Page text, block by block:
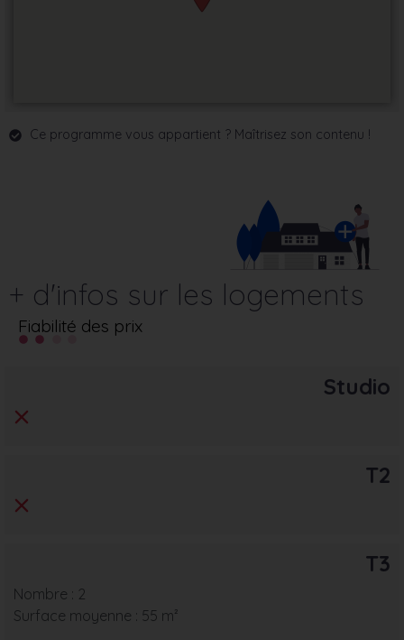
Ce programme vous appartient ? Maîtrisez son contenu !
+ d'infos sur les logements
Fiabilité des prix
Studio
T2
T3
Nombre : 2
Surface moyenne : 55 m²